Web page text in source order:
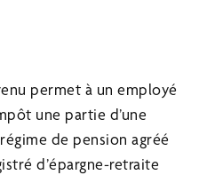
permet à un employé
une partie d’une
de pension agréé
d’épargne-retraite